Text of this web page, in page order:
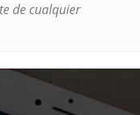
de cualquier